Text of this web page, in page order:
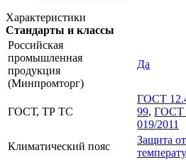
Характеристики
Стандарты и классы
Российская
промышленная
продукция
(Минпромторг)
Да
ГОСТ, ТР ТС
ГОСТ
99, ГОСТ
019/2011
Климатический пояс
Защита